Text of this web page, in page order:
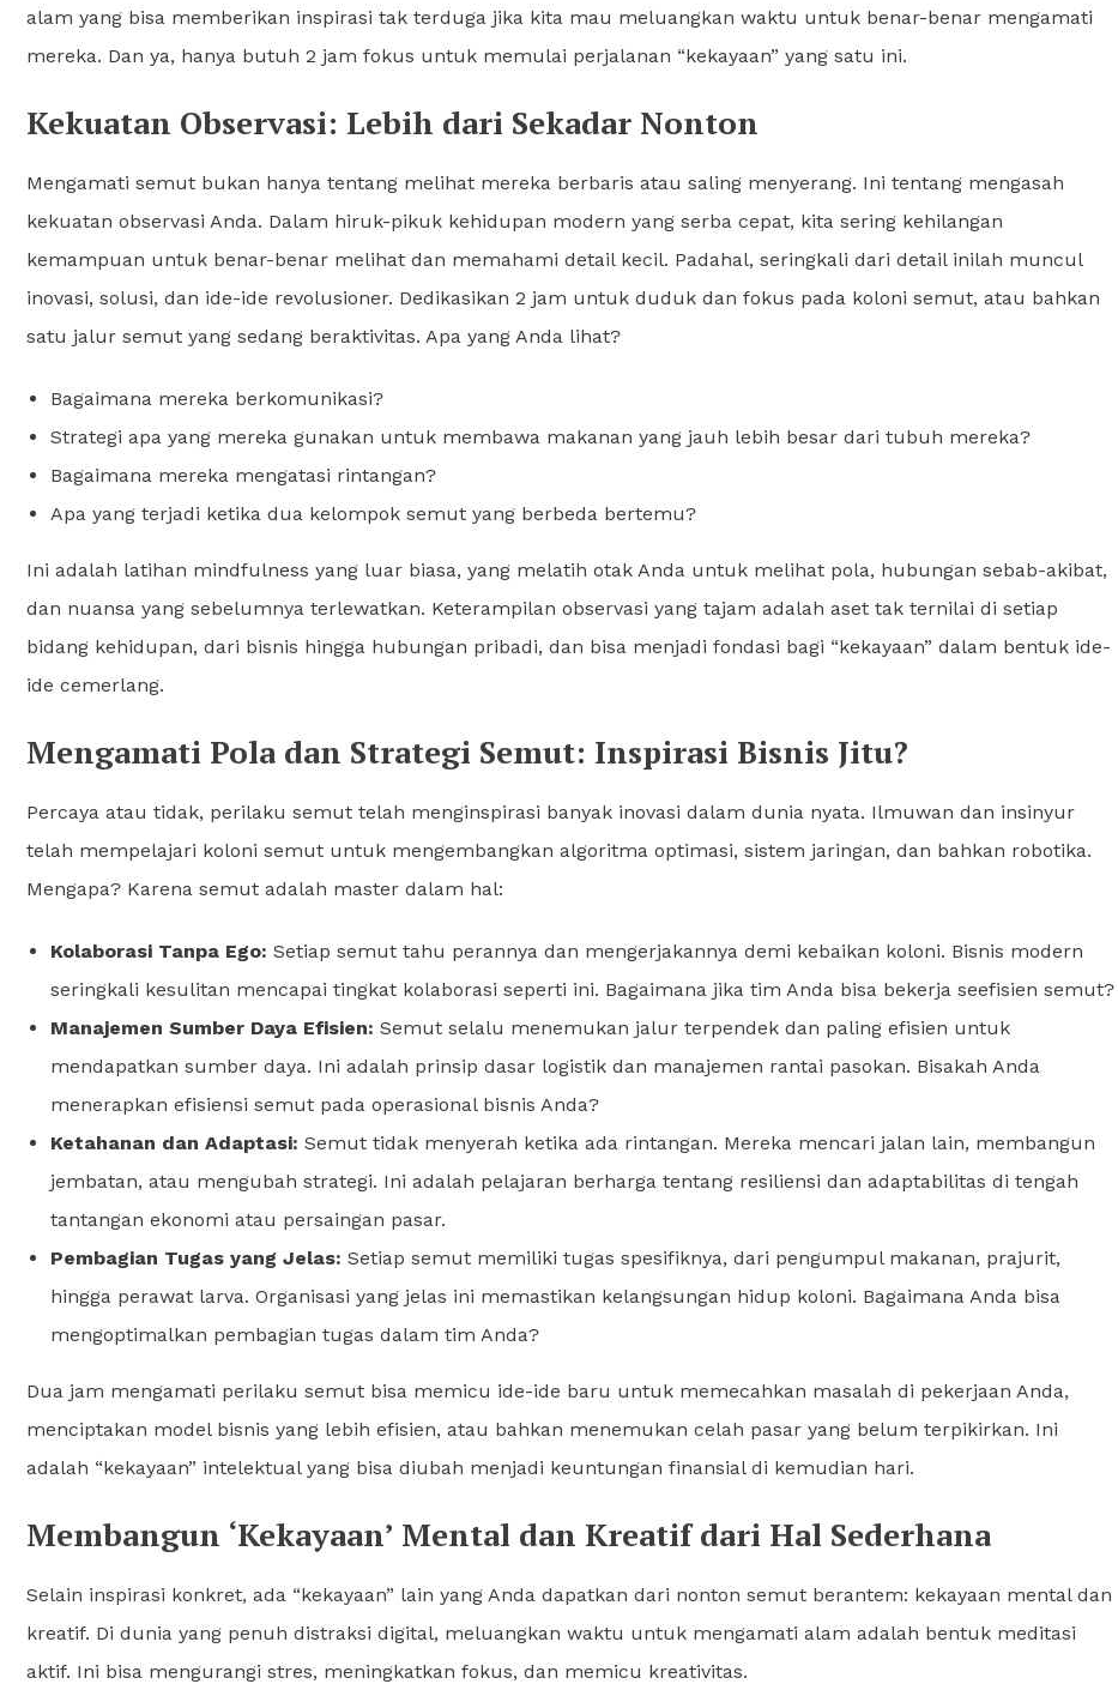
alam yang bisa memberikan inspirasi tak terduga jika kita mau meluangkan waktu untuk benar-benar mengamati
mereka. Dan ya, hanya butuh 2 jam fokus untuk memulai perjalanan “kekayaan” yang satu ini.
Kekuatan Observasi: Lebih dari Sekadar Nonton
Mengamati semut bukan hanya tentang melihat mereka berbaris atau saling menyerang. Ini tentang mengasah
kekuatan observasi Anda. Dalam hiruk-pikuk kehidupan modern yang serba cepat, kita sering kehilangan
kemampuan untuk benar-benar melihat dan memahami detail kecil. Padahal, seringkali dari detail inilah muncul
inovasi, solusi, dan ide-ide revolusioner. Dedikasikan 2 jam untuk duduk dan fokus pada koloni semut, atau bahkan
satu jalur semut yang sedang beraktivitas. Apa yang Anda lihat?
Bagaimana mereka berkomunikasi?
Strategi apa yang mereka gunakan untuk membawa makanan yang jauh lebih besar dari tubuh mereka?
Bagaimana mereka mengatasi rintangan?
Apa yang terjadi ketika dua kelompok semut yang berbeda bertemu?
Ini adalah latihan mindfulness yang luar biasa, yang melatih otak Anda untuk melihat pola, hubungan sebab-akibat,
dan nuansa yang sebelumnya terlewatkan. Keterampilan observasi yang tajam adalah aset tak ternilai di setiap
bidang kehidupan, dari bisnis hingga hubungan pribadi, dan bisa menjadi fondasi bagi “kekayaan” dalam bentuk ide-
ide cemerlang.
Mengamati Pola dan Strategi Semut: Inspirasi Bisnis Jitu?
Percaya atau tidak, perilaku semut telah menginspirasi banyak inovasi dalam dunia nyata. Ilmuwan dan insinyur
telah mempelajari koloni semut untuk mengembangkan algoritma optimasi, sistem jaringan, dan bahkan robotika.
Mengapa? Karena semut adalah master dalam hal:
Kolaborasi Tanpa Ego: Setiap semut tahu perannya dan mengerjakannya demi kebaikan koloni. Bisnis modern
seringkali kesulitan mencapai tingkat kolaborasi seperti ini. Bagaimana jika tim Anda bisa bekerja seefisien semut?
Manajemen Sumber Daya Efisien: Semut selalu menemukan jalur terpendek dan paling efisien untuk
mendapatkan sumber daya. Ini adalah prinsip dasar logistik dan manajemen rantai pasokan. Bisakah Anda
menerapkan efisiensi semut pada operasional bisnis Anda?
Ketahanan dan Adaptasi: Semut tidak menyerah ketika ada rintangan. Mereka mencari jalan lain, membangun
jembatan, atau mengubah strategi. Ini adalah pelajaran berharga tentang resiliensi dan adaptabilitas di tengah
tantangan ekonomi atau persaingan pasar.
Pembagian Tugas yang Jelas: Setiap semut memiliki tugas spesifiknya, dari pengumpul makanan, prajurit,
hingga perawat larva. Organisasi yang jelas ini memastikan kelangsungan hidup koloni. Bagaimana Anda bisa
mengoptimalkan pembagian tugas dalam tim Anda?
Dua jam mengamati perilaku semut bisa memicu ide-ide baru untuk memecahkan masalah di pekerjaan Anda,
menciptakan model bisnis yang lebih efisien, atau bahkan menemukan celah pasar yang belum terpikirkan. Ini
adalah “kekayaan” intelektual yang bisa diubah menjadi keuntungan finansial di kemudian hari.
Membangun ‘Kekayaan’ Mental dan Kreatif dari Hal Sederhana
Selain inspirasi konkret, ada “kekayaan” lain yang Anda dapatkan dari nonton semut berantem: kekayaan mental dan
kreatif. Di dunia yang penuh distraksi digital, meluangkan waktu untuk mengamati alam adalah bentuk meditasi
aktif. Ini bisa mengurangi stres, meningkatkan fokus, dan memicu kreativitas.